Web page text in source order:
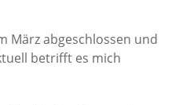
März abgeschlossen und
betrifft es mich